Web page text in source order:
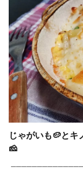
じゃがいも🥔とキ
🧀
──────────────